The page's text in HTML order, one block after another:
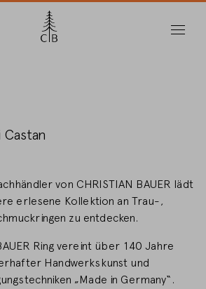
von CHRISTIAN BAUER lädt
erlesene Kollektion an Trau-,
zu entdecken.
Ring vereint über 140 Jahre
Handwerkskunst und
„Made in Germany“.
wechseln